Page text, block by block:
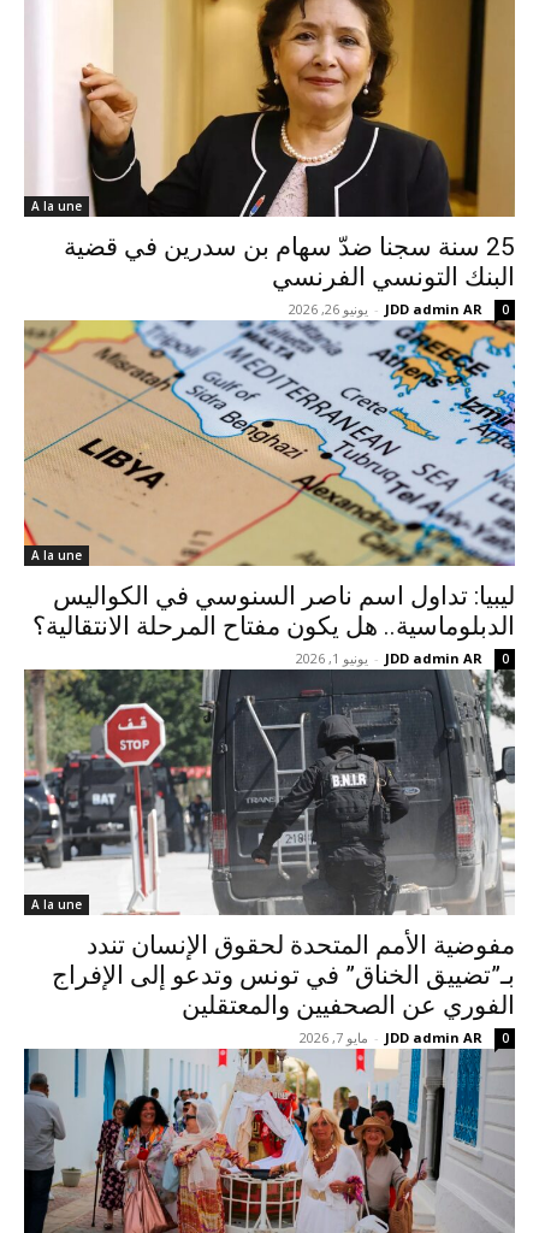
A la une
25 سنة سجنا ضدّ سهام بن سدرين في قضية
البنك التونسي الفرنسي
JDD admin AR
- يونيو 26, 2026 0
A la une
ليبيا: تداول اسم ناصر السنوسي في الكواليس
الدبلوماسية.. هل يكون مفتاح المرحلة الانتقالية؟
JDD admin AR
- يونيو 1, 2026 0
A la une
مفوضية الأمم المتحدة لحقوق الإنسان تندد
بـ”تضييق الخناق” في تونس وتدعو إلى الإفراج
الفوري عن الصحفيين والمعتقلين
JDD admin AR
- مايو 7, 2026 0